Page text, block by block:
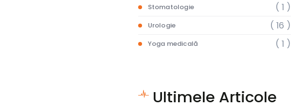
Stomatologie ( 1 )
Urologie ( 16 )
Yoga medicală ( 1 )
Ultimele Articole